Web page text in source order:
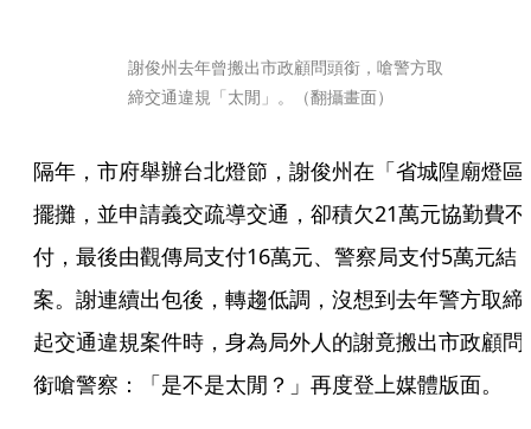
謝俊州去年曾搬出市政顧問頭銜，嗆警方取
締交通違規「太閒」。（翻攝畫面）
隔年，市府舉辦台北燈節，謝俊州在「省城隍廟燈區
擺攤，並申請義交疏導交通，卻積欠21萬元協勤費不
付，最後由觀傳局支付16萬元、警察局支付5萬元結
案。謝連續出包後，轉趨低調，沒想到去年警方取締
起交通違規案件時，身為局外人的謝竟搬出市政顧問
銜嗆警察：「是不是太閒？」再度登上媒體版面。